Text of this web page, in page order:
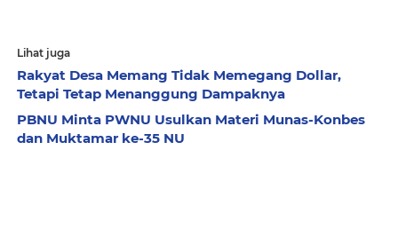
Lihat juga
Rakyat Desa Memang Tidak Memegang Dollar,
Tetapi Tetap Menanggung Dampaknya
PBNU Minta PWNU Usulkan Materi Munas-Konbes
dan Muktamar ke-35 NU